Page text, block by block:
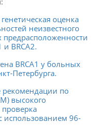
оценка
неизвестного
предрасположенности
BRCA2.
BRCA1 у больных
Петербурга.
рекомендации по
высокого
использованием 96-